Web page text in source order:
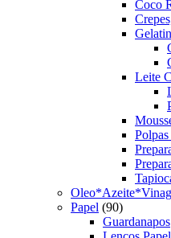
Coco
Leite
Papel 9090
produtos
Guardanapos